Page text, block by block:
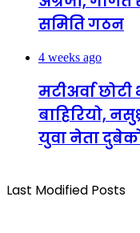
समिति गठन
4 weeks ago
मटीअर्वा
बाहिरियो,
युवा नेता
Last Modified Posts